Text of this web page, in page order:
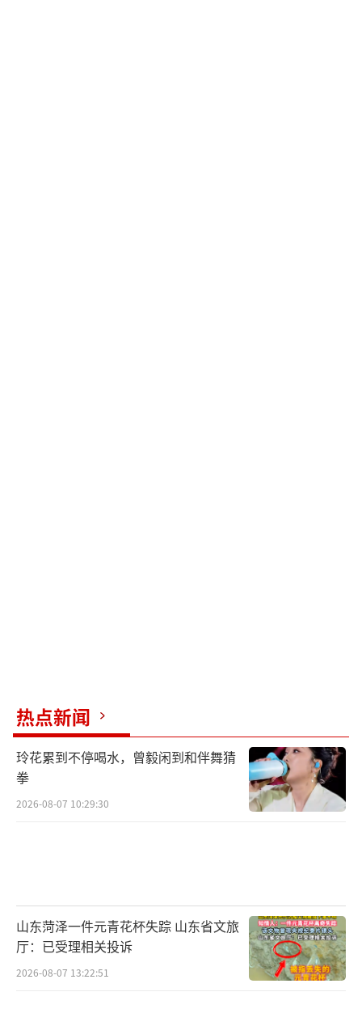
热点新闻
玲花累到不停喝水，曾毅闲到和伴舞猜
拳
2026-08-07 10:29:30
山东菏泽一件元青花杯失踪 山东省文旅
厅：已受理相关投诉
2026-08-07 13:22:51